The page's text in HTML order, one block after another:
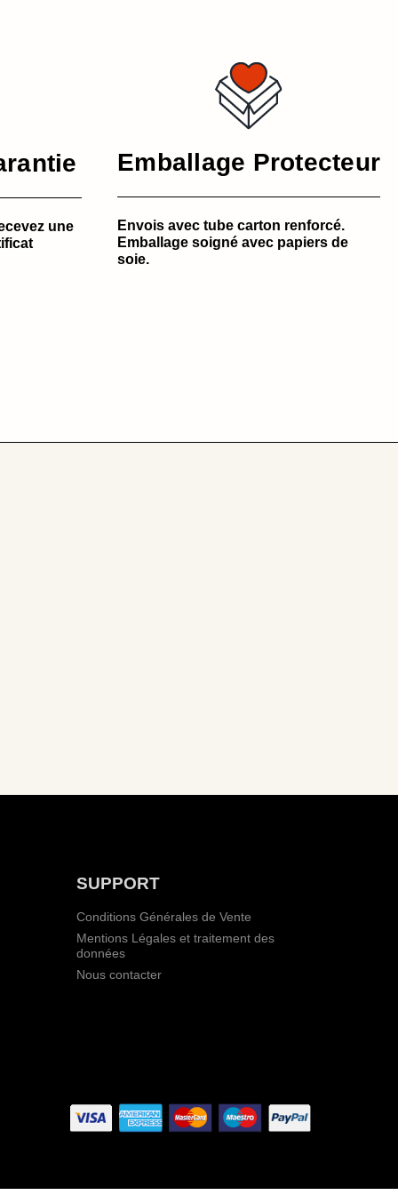
une
Emballage Protecteur
Envois avec tube carton renforcé.
Emballage soigné avec papiers de
soie.
SUPPORT
Conditions Générales de Vente
Mentions Légales et traitement des
données
Nous contacter